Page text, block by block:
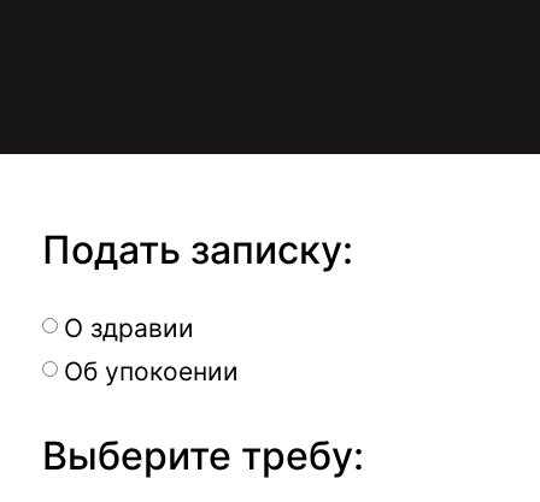
Подать записку:
О здравии
Об упокоении
Выберите требу: